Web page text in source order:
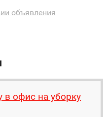
объявления
в офис на уборку